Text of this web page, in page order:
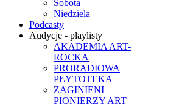
Sobota
Niedziela
Podcasty
Audycje - playlisty
AKADEMIA ART-
ROCKA
PRORADIOWA
PŁYTOTEKA
ZAGINIENI
PIONIERZY ART